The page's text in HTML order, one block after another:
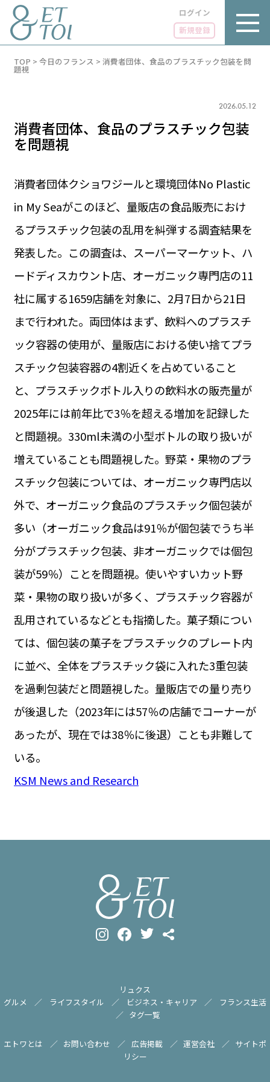
ログイン
新規登録
LUXE
グルメ
LIFE STYLE
ビジネス・キャリア
INFOS PRATIQUES
TAG
タグ
#パリ
#お土産 #トリビア
#データで読み解くフランス
#フランスの教育制度
#アプリ
#いざという時に
#カルカッソンヌ Carcassonne
#サステナブル
#フランス生活
#レシピ #ビューティー
#コスメ
#アルザス地方
#フランスの地方 #フロマージュ
#おでかけ
PARIS 14℃ / 12℃
FR 19:59 ／ JP 02:59
1€＝182.07円
お問い合わせ
運営会社
サイトポリシー
TOP > 今日のフランス > 消費者団体、食品のプラスチック包装を問
題視
2026.05.12
消費者団体、食品のプラスチック包装
を問題視
消費者団体クショワジールと環境団体No Plastic
in My Seaがこのほど、量販店の食品販売におけ
るプラスチック包装の乱用を糾弾する調査結果を
発表した。この調査は、スーパーマーケット、ハ
ードディスカウント店、オーガニック専門店の11
社に属する1659店舗を対象に、2月7日から21日
まで行われた。両団体はまず、飲料へのプラスチ
ック容器の使用が、量販店における使い捨てプラ
スチック包装容器の4割近くを占めていること
と、プラスチックボトル入りの飲料水の販売量が
2025年には前年比で3％を超える増加を記録した
と問題視。330ml未満の小型ボトルの取り扱いが
増えていることも問題視した。野菜・果物のプラ
スチック包装については、オーガニック専門店以
外で、オーガニック食品のプラスチック個包装が
多い（オーガニック食品は91％が個包装でうち半
分がプラスチック包装、非オーガニックでは個包
装が59％）ことを問題視。使いやすいカット野
菜・果物の取り扱いが多く、プラスチック容器が
乱用されているなどとも指摘した。菓子類につい
ては、個包装の菓子をプラスチックのプレート内
に並べ、全体をプラスチック袋に入れた3重包装
を過剰包装だと問題視した。量販店での量り売り
が後退した（2023年には57％の店舗でコーナーが
あったが、現在では38％に後退）ことも非難して
いる。
KSM News and Research
リュクス
グルメ
ライフスタイル ビジネス・キャリア
フランス生活
タグ一覧
エトワとは お問い合わせ 広告掲載 運営会社
サイトポ
リシー